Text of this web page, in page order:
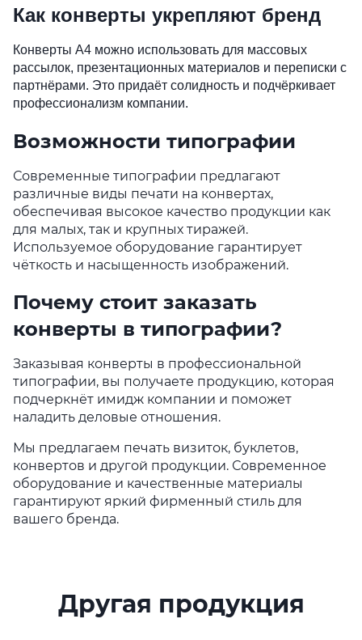
Как конверты укрепляют бренд
Конверты А4 можно использовать для массовых
рассылок, презентационных материалов и переписки с
партнёрами. Это придаёт солидность и подчёркивает
профессионализм компании.
Возможности типографии
Современные типографии предлагают
различные виды печати на конвертах,
обеспечивая высокое качество продукции как
для малых, так и крупных тиражей.
Используемое оборудование гарантирует
чёткость и насыщенность изображений.
Почему стоит заказать
конверты в типографии?
Заказывая конверты в профессиональной
типографии, вы получаете продукцию, которая
подчеркнёт имидж компании и поможет
наладить деловые отношения.
Мы предлагаем печать визиток, буклетов,
конвертов и другой продукции. Современное
оборудование и качественные материалы
гарантируют яркий фирменный стиль для
вашего бренда.
Другая продукция